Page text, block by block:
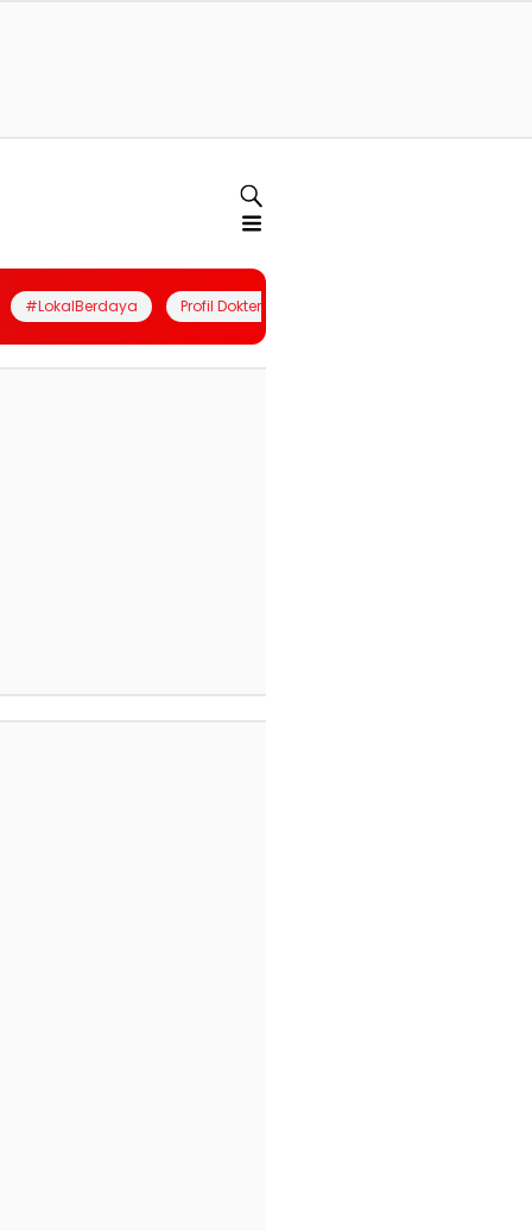
#LokalBerdaya Profil Dokter